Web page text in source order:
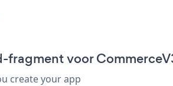
fragment voor
create your app